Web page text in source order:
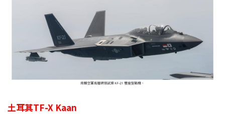
土耳其TF-X Kaan